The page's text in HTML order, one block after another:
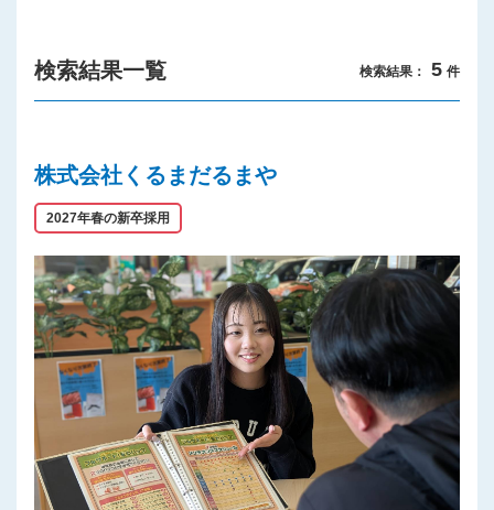
利用規約
検索結果一覧 検索結果： 5 件
株式会社くるまだるまや
2027年春の新卒採用